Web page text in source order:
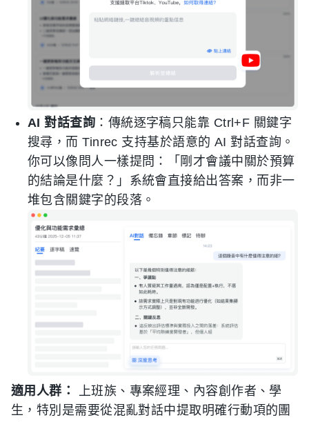
AI 對話查詢 ：傳統逐字稿只能靠 Ctrl+F 關鍵字
搜尋，而 Tinrec 支持基於語意的 AI 對話查詢。
你可以像問人一樣提問：「剛才會議中關於預算
的結論是什麼？」系統會直接給出答案，而非一
堆包含關鍵字的段落。
適用人群：
上班族、專案經理、內容創作者、學
生，特別是需要從混亂對話中提取明確行動項的團